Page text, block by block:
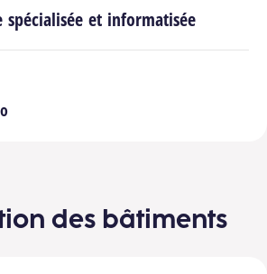
et informatisée
des bâtiments